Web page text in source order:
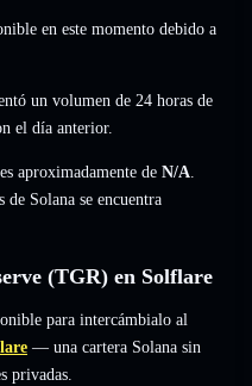
en este momento debido a
un volumen de 24 horas de
el día anterior.
aproximadamente de N/A.
Solana se encuentra
(TGR) en Solflare
para intercámbialo al
— una cartera Solana sin
privadas.